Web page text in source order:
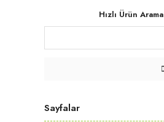
Hızlı Ürün Arama
Sayfalar